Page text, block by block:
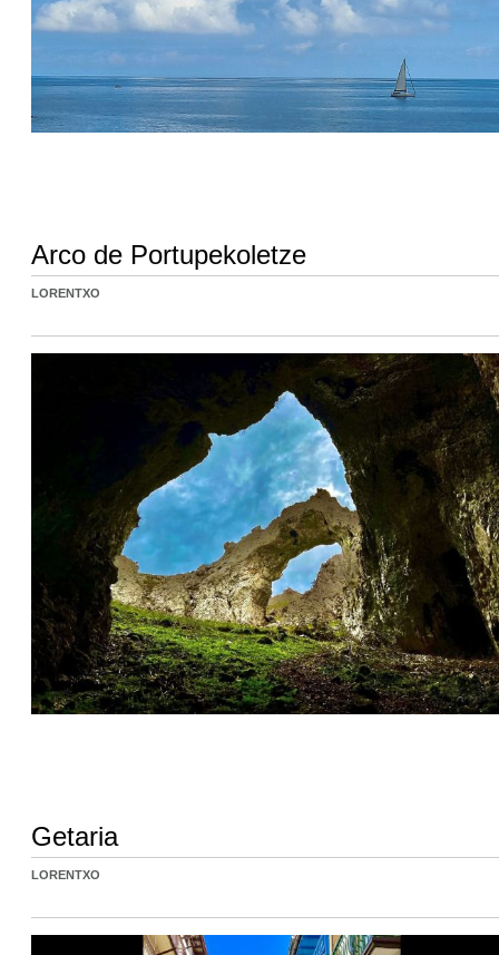
Arco de Portupekoletze
LORENTXO
Getaria
LORENTXO